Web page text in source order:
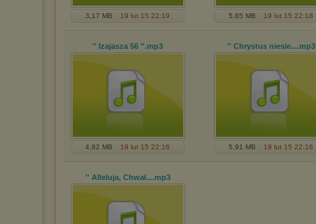
3,17 MB 19 lut 15 22:19 5,85 MB 19 lut 15 22:18
'' Izajasza 56 ''.mp3
4,82 MB 19 lut 15 22:16
'' Chrystus niesie....mp3
5,91 MB 19 lut 15 22:16
'' Alleluja, Chwał....mp3